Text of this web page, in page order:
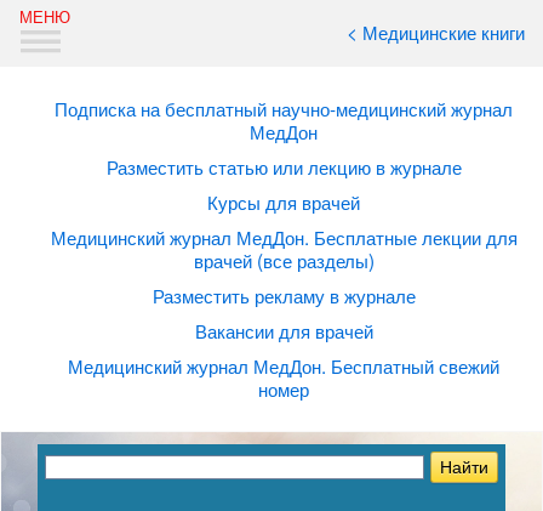
< Медицинские книги
Подписка на бесплатный научно-медицинский журнал
МедДон
Разместить статью или лекцию в журнале
Курсы для врачей
Медицинский журнал МедДон. Бесплатные лекции для
врачей (все разделы)
Разместить рекламу в журнале
Вакансии для врачей
Медицинский журнал МедДон. Бесплатный свежий
номер